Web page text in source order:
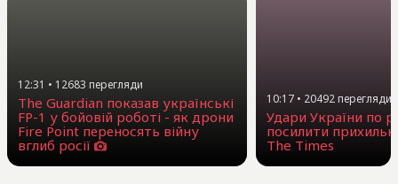
12:31 • 12683 перегляди
The Guardian показав українські
FP-1 у бойовій роботі - як дрони
Fire Point переносять війну
вглиб росії
10:17 • 20492перегляди
Удари України по
посилити
The Times